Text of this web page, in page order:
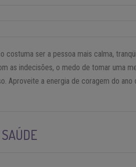
costuma ser a pessoa mais calma,
as indecisões, o medo de tomar uma
Aproveite a energia de coragem do